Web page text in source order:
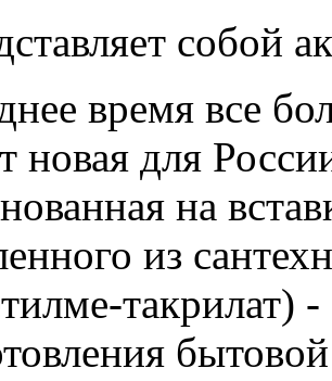
собой
время все
новая для
на
из
такрилат)